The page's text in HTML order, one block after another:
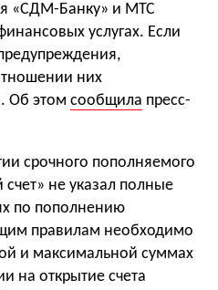
«СДМ-Банку» и МТС
услугах. Если
них
Об этом сообщила пресс-
срочного пополняемого
не указал полные
по пополнению
правилам необходимо
и максимальной суммах
на открытие счета